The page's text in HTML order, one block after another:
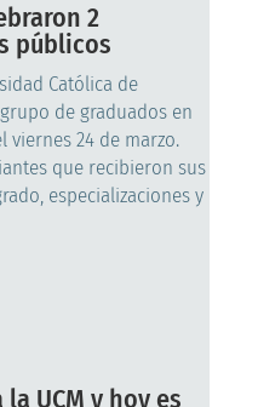
2
públicos
Católica de
de graduados en
viernes 24 de marzo.
que recibieron sus
especializaciones y
UCM y hoy es